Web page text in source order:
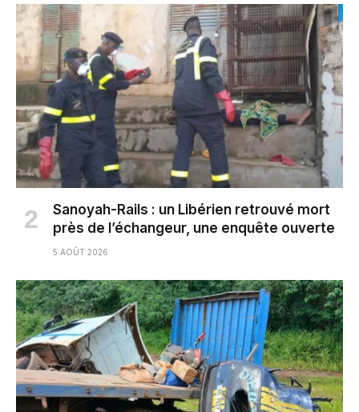
Sanoyah-Rails : un Libérien retrouvé mort
près de l’échangeur, une enquête ouverte
5 AOÛT 2026